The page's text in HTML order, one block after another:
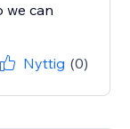
we can
Nyttig (0)